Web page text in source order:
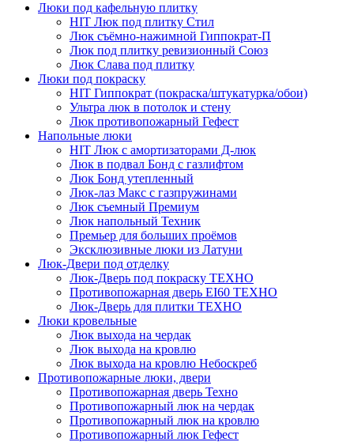
Люки под кафельную плитку
HIT Люк под плитку Стил
Люк съёмно-нажимной Гиппократ-П
Люк под плитку ревизионный Союз
Люк Слава под плитку
Люки под покраску
HIT Гиппократ (покраска/штукатурка/обои)
Ультра люк в потолок и стену
Люк противопожарный Гефест
Напольные люки
HIT Люк с амортизаторами Д-люк
Люк в подвал Бонд c газлифтом
Люк Бонд утепленный
Люк-лаз Макс с газпружинами
Люк съемный Премиум
Люк напольный Техник
Премьер для больших проёмов
Эксклюзивные люки из Латуни
Люк-Двери под отделку
Люк-Дверь под покраску ТЕХНО
Противопожарная дверь EI60 ТЕХНО
Люк-Дверь для плитки ТЕХНО
Люки кровельные
Люк выхода на чердак
Люк выхода на кровлю
Люк выхода на кровлю Небоскреб
Противопожарные люки, двери
Противопожарная дверь Техно
Противопожарный люк на чердак
Противопожарный люк на кровлю
Противопожарный люк Гефест